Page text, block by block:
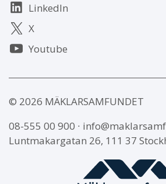
LinkedIn
X
Youtube
© 2026 MÄKLARSAMFUNDET
08-555 00 900 ∙
Luntmakargatan 26, 111 37